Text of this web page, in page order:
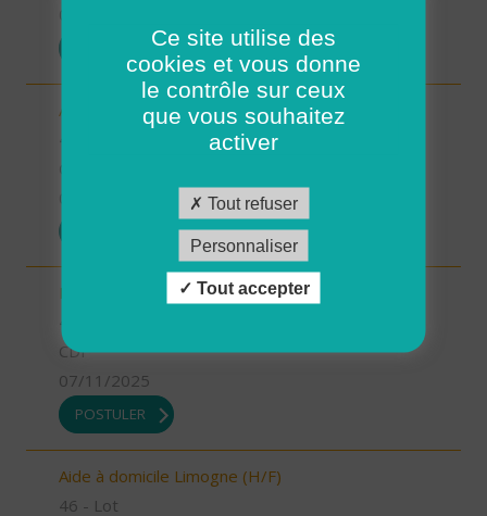
Aide-soignant.e Limogne en Quercy (H/F)
Responsable du développement (H/F)
CDI
07/11/2025
POSTULER
Aide à domicile Limogne (H/F)
46 - Lot
Ce site utilise des
cookies et vous donne
le contrôle sur ceux
que vous souhaitez
activer
Tout refuser
Personnaliser
Tout accepter